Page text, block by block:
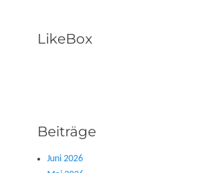
LikeBox
Beiträge
Juni 2026